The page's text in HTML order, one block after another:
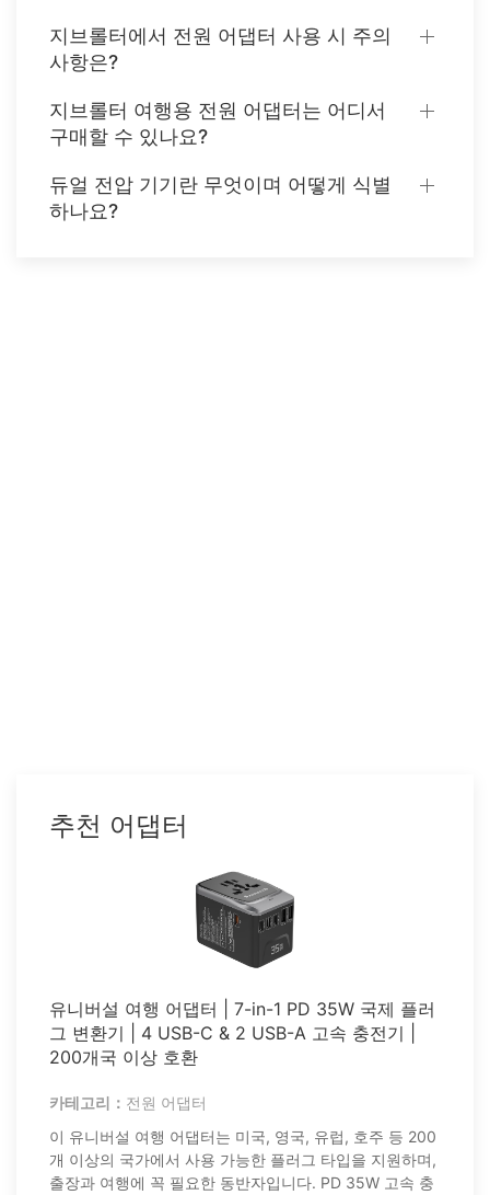
지브롤터에서 전원 어댑터 사용 시 주의
사항은?
지브롤터 여행용 전원 어댑터는 어디서
구매할 수 있나요?
듀얼 전압 기기란 무엇이며 어떻게 식별
하나요?
추천 어댑터
유니버설 여행 어댑터 | 7-in-1 PD 35W 국제 플러
그 변환기 | 4 USB-C & 2 USB-A 고속 충전기 |
200개국 이상 호환
카테고리： 전원 어댑터
이 유니버설 여행 어댑터는 미국, 영국, 유럽, 호주 등 200
개 이상의 국가에서 사용 가능한 플러그 타입을 지원하며,
출장과 여행에 꼭 필요한 동반자입니다. PD 35W 고속 충